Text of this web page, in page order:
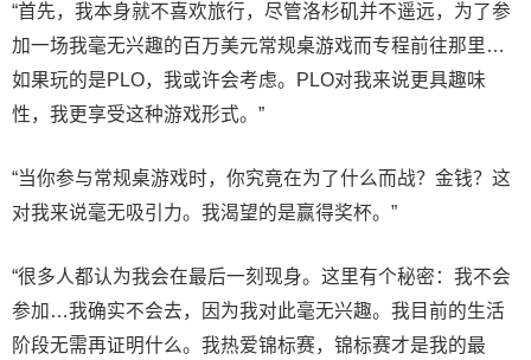
“首先，我本身就不喜欢旅行，尽管洛杉矶并不遥远，为了参
加一场我毫无兴趣的百万美元常规桌游戏而专程前往那里…
如果玩的是PLO，我或许会考虑。PLO对我来说更具趣味
性，我更享受这种游戏形式。”
“当你参与常规桌游戏时，你究竟在为了什么而战？金钱？这
对我来说毫无吸引力。我渴望的是赢得奖杯。”
“很多人都认为我会在最后一刻现身。这里有个秘密：我不会
参加…我确实不会去，因为我对此毫无兴趣。我目前的生活
阶段无需再证明什么。我热爱锦标赛，锦标赛才是我的最